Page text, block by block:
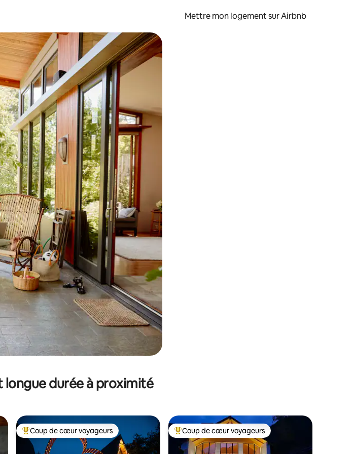
Mettre mon logement sur Airbnb
parcourir ou en appuyant et en faisant glisser.
longue durée à proximité
Coups de cœur voyageurs les plus appréciés
Coup de cœur voyageurs Coups de cœur voyageurs les plus appréciés
Coup de cœur voyageurs